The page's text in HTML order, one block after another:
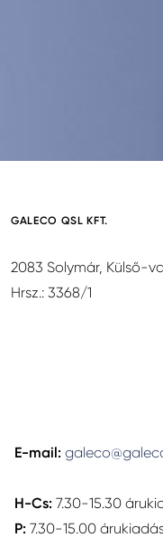
GALECO QSL KFT.
2083 Solymár, Külső-
Hrsz.: 3368/1
E-mail:
H-Cs: 7.30-15.30
P: 7.30-15.00